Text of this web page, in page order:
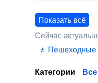
Показать всё
Сейчас
Пешеходные
Категории